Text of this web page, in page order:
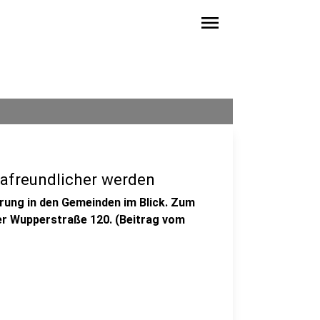
menu
werden
in den Gemeinden im Blick. Zum
Wupperstraße 120. (Beitrag vom